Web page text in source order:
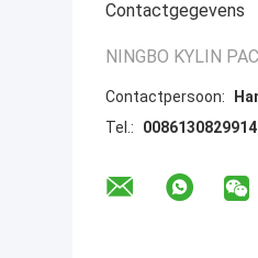
Contactgegevens
NINGBO KYLIN
Contactpersoon:
Tel.: